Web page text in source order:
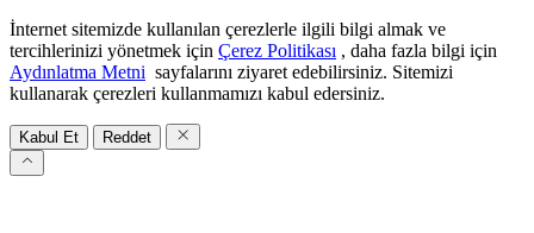
İnternet sitemizde kullanılan çerezlerle ilgili bilgi almak ve
tercihlerinizi yönetmek için Çerez Politikası , daha fazla bilgi için
Aydınlatma Metni sayfalarını ziyaret edebilirsiniz. Sitemizi
kullanarak çerezleri kullanmamızı kabul edersiniz.
Kabul Et Reddet